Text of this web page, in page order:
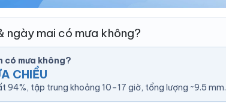
ngày mai có mưa không?
có mưa không?
CHIỀU
94%, tập trung khoảng 10–17 giờ, tổng lượng ~9.5 mm.